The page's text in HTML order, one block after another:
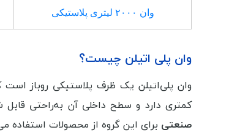
وان ۲۰۰۰ لیتری پلاستیکی
وان پلی اتیلن چیست؟
وان پلی‌اتیلن یک ظرف پلاستیکی روباز
کمتری دارد و سطح داخلی آن به‌راحتی
صنعتی برای این گروه از محصولات استفاده